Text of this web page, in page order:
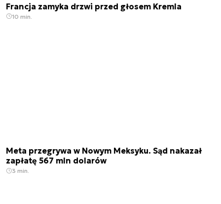
Francja zamyka drzwi przed głosem Kremla
10 min.
Meta przegrywa w Nowym Meksyku. Sąd nakazał
zapłatę 567 mln dolarów
3 min.